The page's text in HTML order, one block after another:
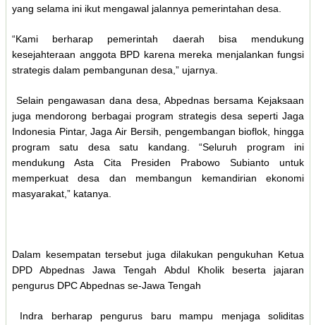
yang selama ini ikut mengawal jalannya pemerintahan desa.
“Kami berharap pemerintah daerah bisa mendukung
kesejahteraan anggota BPD karena mereka menjalankan fungsi
strategis dalam pembangunan desa,” ujarnya.
Selain pengawasan dana desa, Abpednas bersama Kejaksaan
juga mendorong berbagai program strategis desa seperti Jaga
Indonesia Pintar, Jaga Air Bersih, pengembangan bioflok, hingga
program satu desa satu kandang. “Seluruh program ini
mendukung Asta Cita Presiden Prabowo Subianto untuk
memperkuat desa dan membangun kemandirian ekonomi
masyarakat,” katanya.
Dalam kesempatan tersebut juga dilakukan pengukuhan Ketua
DPD Abpednas Jawa Tengah Abdul Kholik beserta jajaran
pengurus DPC Abpednas se-Jawa Tengah
Indra berharap pengurus baru mampu menjaga soliditas